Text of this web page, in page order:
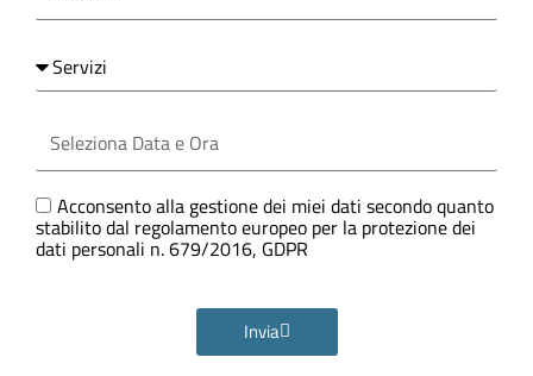
Servizi
Data
e
GDPR
Acconsento alla gestione dei miei dati secondo quanto
stabilito dal regolamento europeo per la protezione dei
dati personali n. 679/2016, GDPR
Invia